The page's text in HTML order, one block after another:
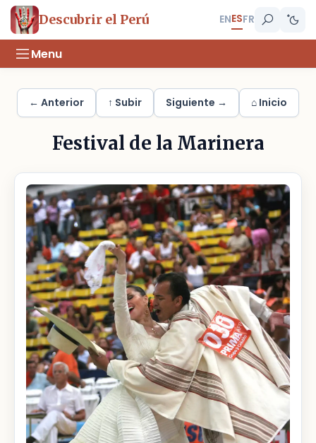
Descubrir el Perú ENESFR
Menu
← Anterior ↑ Subir Siguiente → ⌂ Inicio
Festival de la Marinera